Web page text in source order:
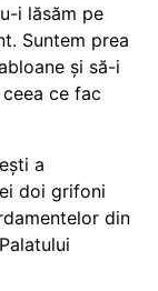
i lăsăm pe
Suntem prea
și să-i
ce fac
a
doi grifoni
din